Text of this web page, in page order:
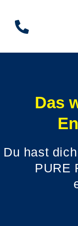
springen
Das
Du hast
PURE